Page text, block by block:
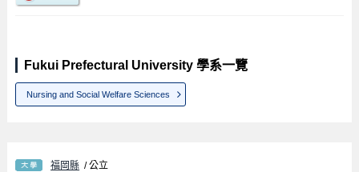
Fukui Prefectural University 學系一覽
Nursing and Social Welfare Sciences
福岡縣 / 公立